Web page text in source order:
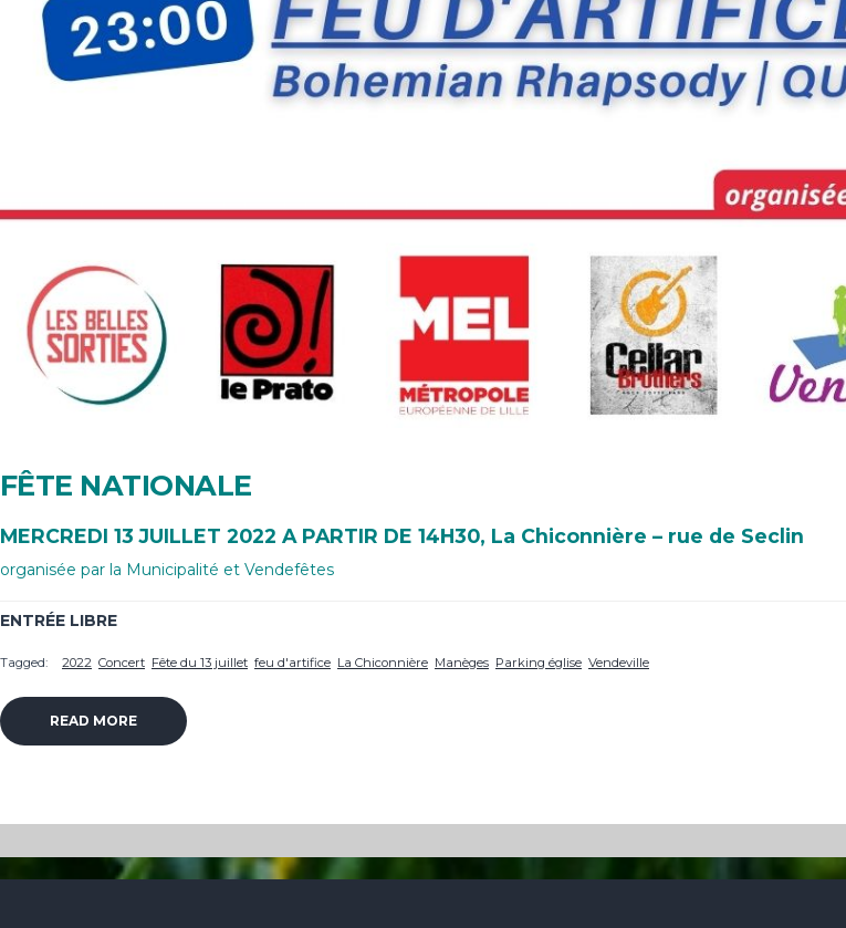
FÊTE NATIONALE
MERCREDI 13 JUILLET 2022 A PARTIR DE 14H30, La Chiconnière – rue de Seclin
organisée par la Municipalité et Vendefêtes
ENTRÉE LIBRE
Tagged: 2022 Concert Fête du 13 juillet feu d'artifice La Chiconnière Manèges Parking église Vendeville
READ MORE